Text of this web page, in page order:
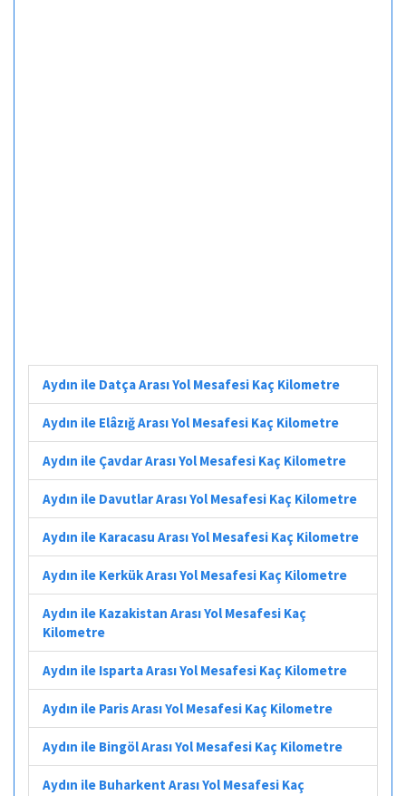
Aydın ile Datça Arası Yol Mesafesi Kaç Kilometre
Aydın ile Elâzığ Arası Yol Mesafesi Kaç Kilometre
Aydın ile Çavdar Arası Yol Mesafesi Kaç Kilometre
Aydın ile Davutlar Arası Yol Mesafesi Kaç Kilometre
Aydın ile Karacasu Arası Yol Mesafesi Kaç Kilometre
Aydın ile Kerkük Arası Yol Mesafesi Kaç Kilometre
Aydın ile Kazakistan Arası Yol Mesafesi Kaç
Kilometre
Aydın ile Isparta Arası Yol Mesafesi Kaç Kilometre
Aydın ile Paris Arası Yol Mesafesi Kaç Kilometre
Aydın ile Bingöl Arası Yol Mesafesi Kaç Kilometre
Aydın ile Buharkent Arası Yol Mesafesi Kaç